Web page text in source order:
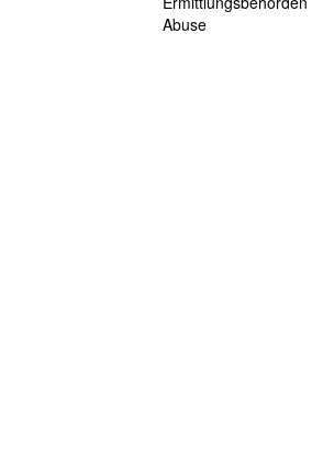
Abuse